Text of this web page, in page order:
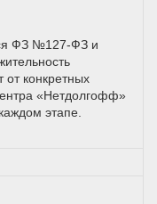
ФЗ №127-ФЗ и
от конкретных
«Нетдолгофф»
этапе.